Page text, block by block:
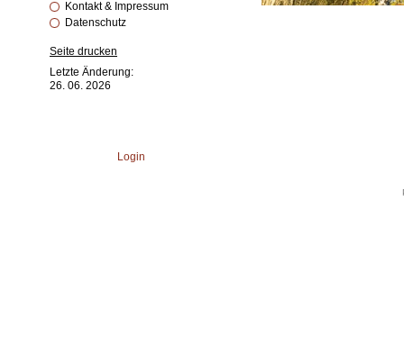
Kontakt & Impressum
Datenschutz
Seite drucken
Letzte Änderung:
26. 06. 2026
Login